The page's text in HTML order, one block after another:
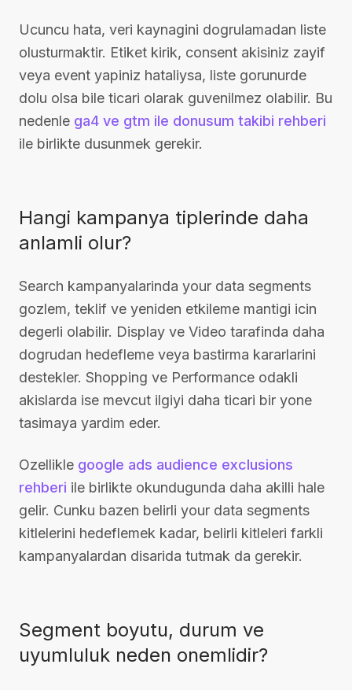
Ucuncu hata, veri kaynagini dogrulamadan liste
olusturmaktir. Etiket kirik, consent akisiniz zayif
veya event yapiniz hataliysa, liste gorunurde
dolu olsa bile ticari olarak guvenilmez olabilir. Bu
nedenle ga4 ve gtm ile donusum takibi rehberi
ile birlikte dusunmek gerekir.
Hangi kampanya tiplerinde daha
anlamli olur?
Search kampanyalarinda your data segments
gozlem, teklif ve yeniden etkileme mantigi icin
degerli olabilir. Display ve Video tarafinda daha
dogrudan hedefleme veya bastirma kararlarini
destekler. Shopping ve Performance odakli
akislarda ise mevcut ilgiyi daha ticari bir yone
tasimaya yardim eder.
Ozellikle google ads audience exclusions
rehberi ile birlikte okundugunda daha akilli hale
gelir. Cunku bazen belirli your data segments
kitlelerini hedeflemek kadar, belirli kitleleri farkli
kampanyalardan disarida tutmak da gerekir.
Segment boyutu, durum ve
uyumluluk neden onemlidir?